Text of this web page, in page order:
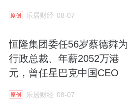
原创 乐居财经 08-07
恒隆集团委任56岁蔡德粦为
行政总裁、年薪2052万港
元，曾任星巴克中国CEO
原创 乐居财经 08-07